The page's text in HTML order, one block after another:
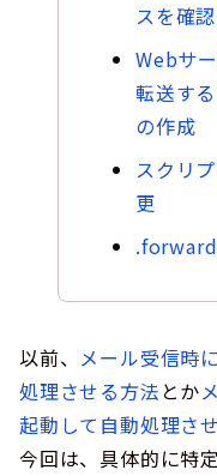
スを確
Webサ
転送す
の作成
スクリ
更
以前、 メール受信時
処理させる方法 とか
起動して自動処理さ
今回は、具体的に特